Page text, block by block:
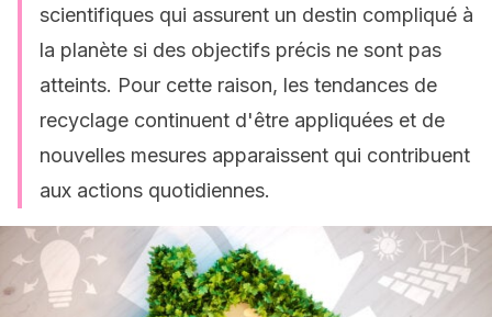
scientifiques qui assurent un destin compliqué à
la planète si des objectifs précis ne sont pas
atteints. Pour cette raison, les tendances de
recyclage continuent d'être appliquées et de
nouvelles mesures apparaissent qui contribuent
aux actions quotidiennes.